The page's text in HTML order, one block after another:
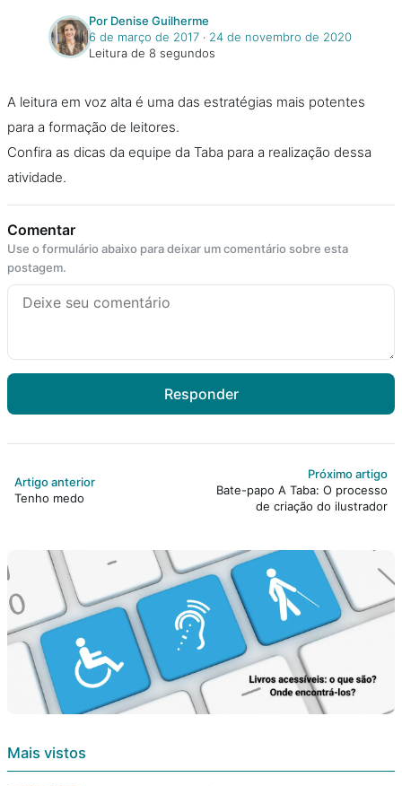
Por Denise Guilherme
6 de março de 2017‧ 24 de novembro de 2020
Leitura de 8 segundos
A leitura em voz alta é uma das estratégias mais potentes
para a formação de leitores.
Confira as dicas da equipe da Taba para a realização dessa
atividade.
Comentar
Use o formulário abaixo para deixar um comentário sobre esta
postagem.
Responder
Artigo anterior
Tenho medo
Próximo artigo
Bate-papo A Taba: O processo
de criação do ilustrador
Mais vistos